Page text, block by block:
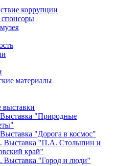
коррупции
материалы
"Природные
"Дорога в космос"
Выставка "П.А. Столыпин и
край"
Выставка "Город и люди"